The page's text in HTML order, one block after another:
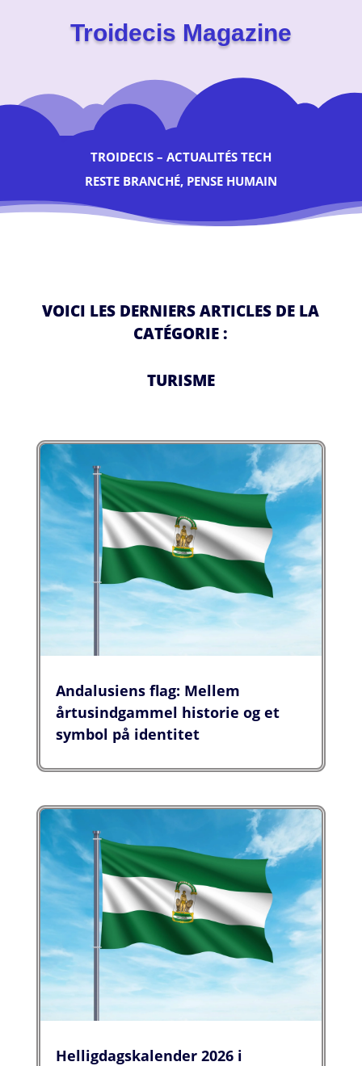
Troidecis Magazine
TROIDECIS – ACTUALITÉS TECH
RESTE BRANCHÉ, PENSE HUMAIN
VOICI LES DERNIERS ARTICLES DE LA
CATÉGORIE :
TURISME
Andalusiens flag: Mellem
årtusindgammel historie og et
symbol på identitet
Helligdagskalender 2026 i